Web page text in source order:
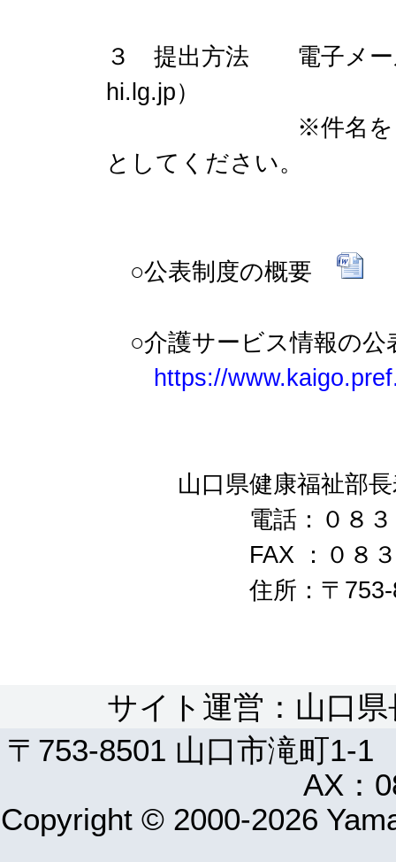
３ 提出方法 電子メー
hi.lg.jp）
※件名を「対象外
としてください。
○公表制度の概要
○介護サービス情報の
https://
山口県健康福祉部長
電話：０８３－９
FAX ：０８３－９
住所：〒753-
サイト運営：山口
〒753-8501 山口市滝町1-
AX：
Copyright © 2000-2026